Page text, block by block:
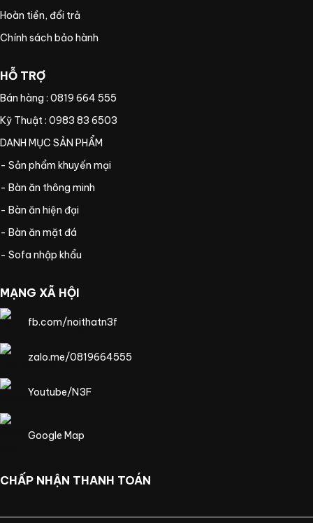
Hoàn tiền, đổi trả
Chính sách bảo hành
HỖ TRỢ
Bán hàng : 0819 664 555
Kỹ Thuật : 0983 83 6503
DANH MỤC SẢN PHẨM
- Sản phẩm khuyến mại
- Bàn ăn thông minh
- Bàn ăn hiện đại
- Bàn ăn mặt đá
- Sofa nhập khẩu
MẠNG XÃ HỘI
fb.com/noithatn3f
zalo.me/0819664555
Youtube/N3F
Google Map
CHẤP NHẬN THANH TOÁN